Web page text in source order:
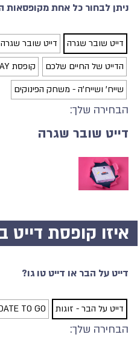
ניתן לבחור כל אחת מקופסאות
דייט שובר שגרה
דייט שובר
הדייט של החיים שלכם
קופסת 4PLAY
שייח' ושייח'ה - משחק הפינוקים
הבחירה שלך:
דייט שובר שגרה
איזו קופסת
דייט על הבר או דייט טו גו?
דייט על הבר - זוגות TO GO
הבחירה שלך: